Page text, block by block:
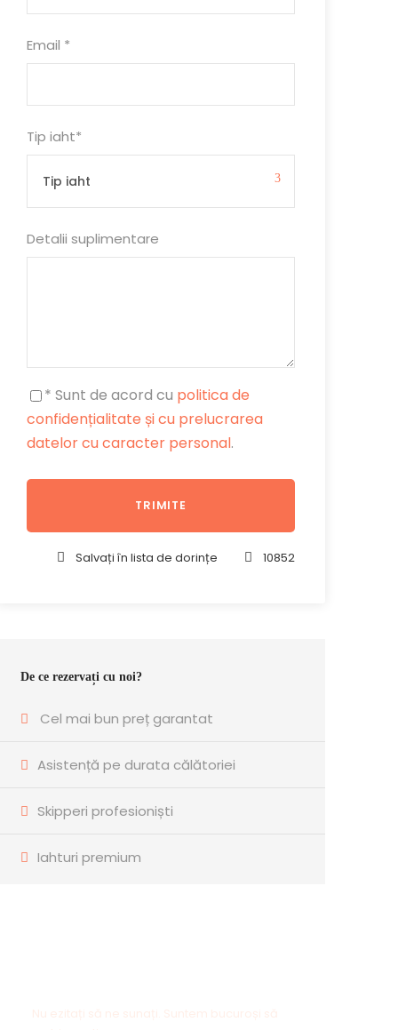
Email *
Tip iaht*
Detalii suplimentare
* Sunt de acord cu politica de
confidențialitate și cu prelucrarea
datelor cu caracter personal.
Salvați în lista de dorințe 10852
De ce rezervați cu noi?
Cel mai bun preț garantat
Asistență pe durata călătoriei
Skipperi profesioniști
Iahturi premium